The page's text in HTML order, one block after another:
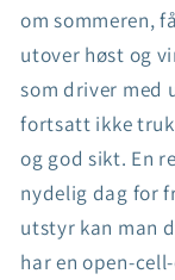
om sommeren,
utover høst og
som driver med
fortsatt ikke
og god sikt. En
nydelig dag for
utstyr kan man
har en open-